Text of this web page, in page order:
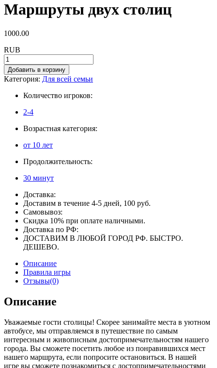
Маршруты двух столиц
1000.00
RUB
Добавить в корзину
Категория: Для всей семьи
Количество игроков:
2-4
Возрастная категория:
от 10 лет
Продолжительность:
30 минут
Доставка:
Доставим в течение 4-5 дней, 100 руб.
Самовывоз:
Скидка 10% при оплате наличными.
Доставка по РФ:
ДОСТАВИМ В ЛЮБОЙ ГОРОД РФ. БЫСТРО.
ДЕШЕВО.
Описание
Правила игры
Отзывы(0)
Описание
Уважаемые гости столицы! Скорее занимайте места в уютном
автобусе, мы отправляемся в путешествие по самым
интересным и живописным достопримечательностям нашего
города. Вы сможете посетить любое из понравившихся мест
нашего маршрута, если попросите остановиться. В нашей
игре вы сможете познакомиться с достопримечательностями